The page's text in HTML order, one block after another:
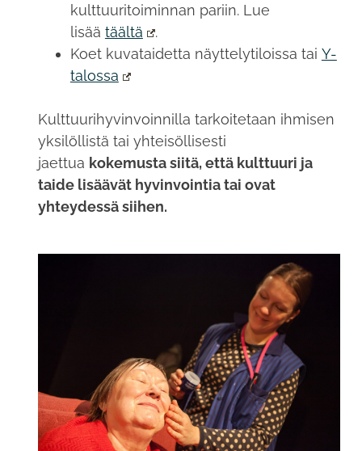
kulttuuritoiminnan pariin. Lue
lisää täältä
.
Koet kuvataidetta näyttelytiloissa tai Y-
talossa
Kulttuurihyvinvoinnilla tarkoitetaan ihmisen
yksilöllistä tai yhteisöllisesti
jaettua kokemusta siitä, että kulttuuri ja
taide lisäävät hyvinvointia tai ovat
yhteydessä siihen.